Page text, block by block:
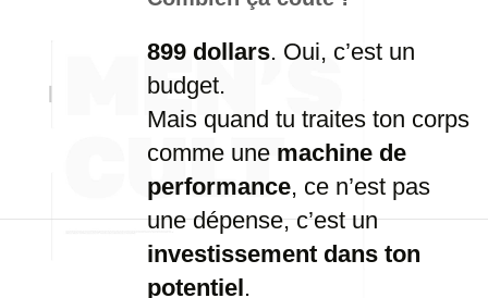
899 dollars. Oui, c’est un
budget.
Mais quand tu traites ton corps
comme une machine de
performance, ce n’est pas
une dépense, c’est un
investissement dans ton
potentiel.